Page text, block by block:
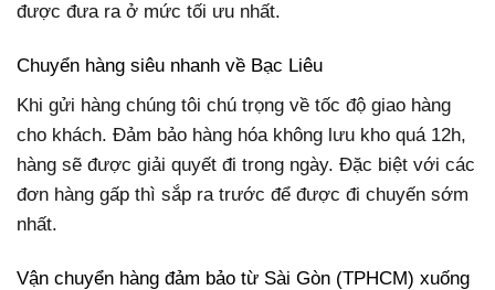
được đưa ra ở mức tối ưu nhất.
Chuyển hàng siêu nhanh về Bạc Liêu
Khi gửi hàng chúng tôi chú trọng về tốc độ giao hàng
cho khách. Đảm bảo hàng hóa không lưu kho quá 12h,
hàng sẽ được giải quyết đi trong ngày. Đặc biệt với các
đơn hàng gấp thì sắp ra trước để được đi chuyến sớm
nhất.
Vận chuyển hàng đảm bảo từ Sài Gòn (TPHCM) xuống